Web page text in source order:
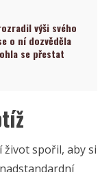
výši svého
o ní dozvěděla
se přestat
život spořil, aby si